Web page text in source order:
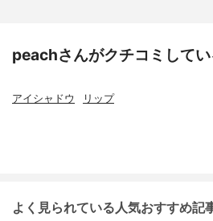
peachさんがクチコミして
アイシャドウ リップ
よく見られている人気おすすめ記